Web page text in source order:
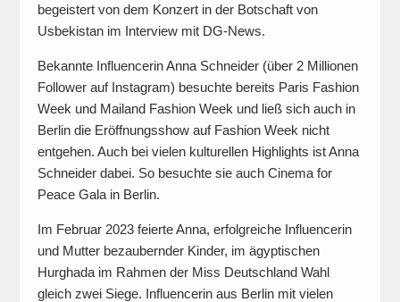
begeistert von dem Konzert in der Botschaft von
Usbekistan im Interview mit DG-News.
Bekannte Influencerin Anna Schneider (über 2 Millionen
Follower auf Instagram) besuchte bereits Paris Fashion
Week und Mailand Fashion Week und ließ sich auch in
Berlin die Eröffnungsshow auf Fashion Week nicht
entgehen. Auch bei vielen kulturellen Highlights ist Anna
Schneider dabei. So besuchte sie auch Cinema for
Peace Gala in Berlin.
Im Februar 2023 feierte Anna, erfolgreiche Influencerin
und Mutter bezaubernder Kinder, im ägyptischen
Hurghada im Rahmen der Miss Deutschland Wahl
gleich zwei Siege. Influencerin aus Berlin mit vielen